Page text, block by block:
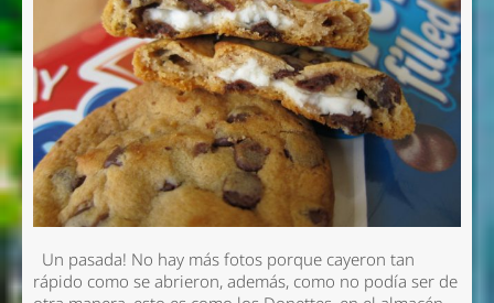
Un pasada! No hay más fotos porque cayeron tan
rápido como se abrieron, además, como no podía ser de